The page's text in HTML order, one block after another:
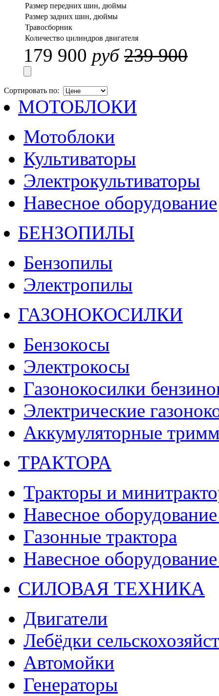
Размер передних шин, дюймы
Размер задних шин, дюймы
Травосборник
Количество цилиндров двигателя
179 900 руб 239 900
Сортировать по:
МОТОБЛОКИ
Мотоблоки
Культиваторы
Электрокультиваторы
Навесное оборудование
БЕНЗОПИЛЫ
Бензопилы
Электропилы
ГАЗОНОКОСИЛКИ
Бензокосы
Электрокосы
Газонокосилки
Электрические
Аккумуляторные
ТРАКТОРА
Тракторы и
Навесное
Газонные трактора
Навесное
СИЛОВАЯ ТЕХНИКА
Двигатели
Лебёдки
Автомойки
Генераторы